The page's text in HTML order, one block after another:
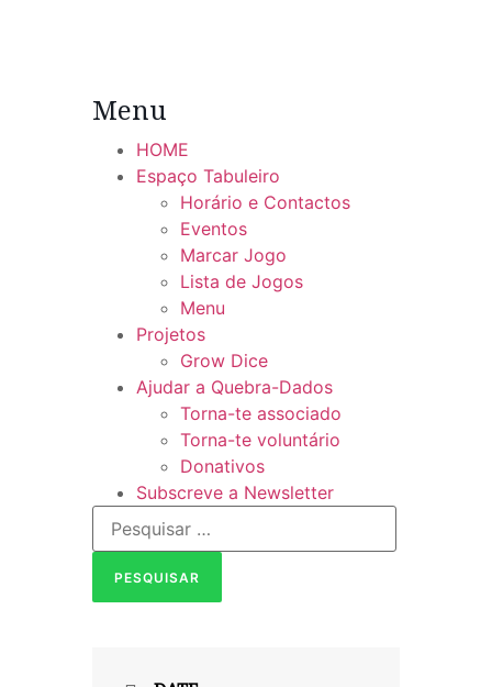
Menu
HOME
Espaço Tabuleiro
Horário e Contactos
Eventos
Marcar Jogo
Lista de Jogos
Menu
Projetos
Grow Dice
Ajudar a Quebra-Dados
Torna-te associado
Torna-te voluntário
Donativos
Subscreve a Newsletter